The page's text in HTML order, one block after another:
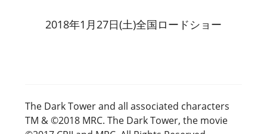
2018年1月27日(土)全国ロードショー
The Dark Tower and all associated characters
TM & ©2018 MRC. The Dark Tower, the movie